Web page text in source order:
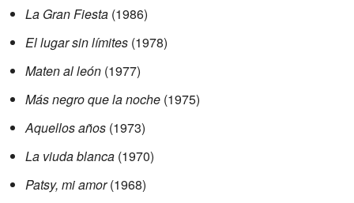
La Gran Fiesta (1986)
El lugar sin límites (1978)
Maten al león (1977)
Más negro que la noche (1975)
Aquellos años (1973)
La viuda blanca (1970)
Patsy, mi amor(1968)